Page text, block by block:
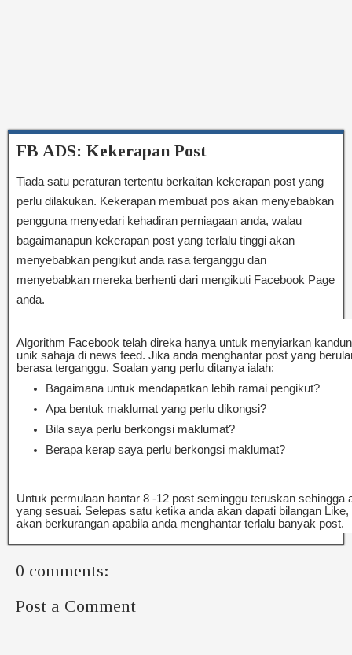
FB ADS: Kekerapan Post
Tiada satu peraturan tertentu berkaitan kekerapan post yang
perlu dilakukan. Kekerapan membuat pos akan menyebabkan
pengguna menyedari kehadiran perniagaan anda, walau
bagaimanapun kekerapan post yang terlalu tinggi akan
menyebabkan pengikut anda rasa terganggu dan
menyebabkan mereka berhenti dari mengikuti Facebook Page
anda.
Algorithm Facebook telah direka hanya untuk menyiarkan
unik sahaja di news feed. Jika anda menghantar post yang
berasa terganggu. Soalan yang perlu ditanya ialah:
Bagaimana untuk mendapatkan lebih ramai pengikut?
Apa bentuk maklumat yang perlu dikongsi?
Bila saya perlu berkongsi maklumat?
Berapa kerap saya perlu berkongsi maklumat?
Untuk permulaan hantar 8 -12 post seminggu teruskan sehingga
yang sesuai. Selepas satu ketika anda akan dapati bilangan
akan berkurangan apabila anda menghantar terlalu banyak post.
0 comments:
Post a Comment